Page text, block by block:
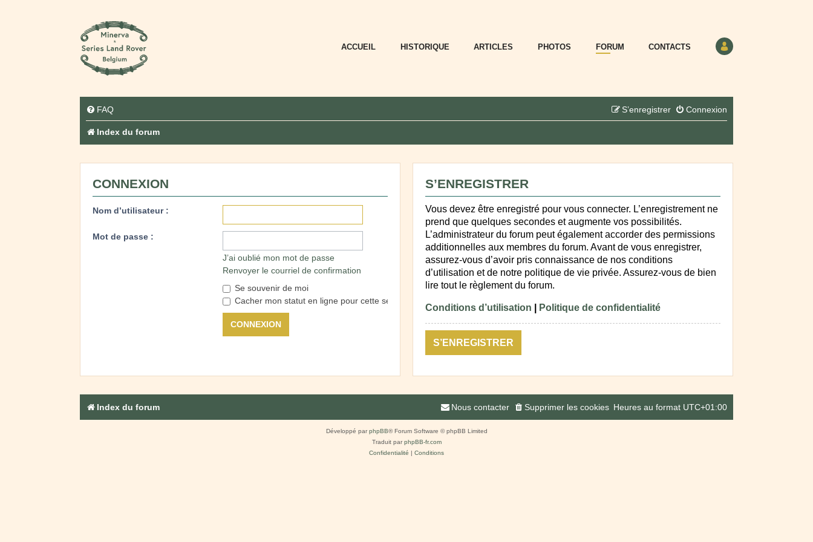
ACCUEIL HISTORIQUE ARTICLES PHOTOS FORUM CONTACTS
FAQ Connexion
S’enregistrer
Index du forum
CONNEXION
Nom d’utilisateur :
Mot de passe :
J’ai oublié mon mot de passe
Renvoyer le courriel de confirmation
Se souvenir de moi
Cacher mon statut en ligne pour cette session
S’ENREGISTRER
Vous devez être enregistré pour vous connecter. L’enregistrement ne
prend que quelques secondes et augmente vos possibilités.
L’administrateur du forum peut également accorder des permissions
additionnelles aux membres du forum. Avant de vous enregistrer,
assurez-vous d’avoir pris connaissance de nos conditions
d’utilisation et de notre politique de vie privée. Assurez-vous de bien
lire tout le règlement du forum.
Conditions d’utilisation Politique de confidentialité
S’ENREGISTRER
Index du forum Heures au format UTC+01:00
Supprimer les cookies
Nous contacter
Développé parphpBB® Forum Software © phpBB Limited
Traduit parphpBB-fr.com
Confidentialité | Conditions